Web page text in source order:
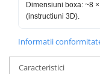
Dimensiuni boxa: ~8
(instructiuni 3D).
Informatii
Caracteristici